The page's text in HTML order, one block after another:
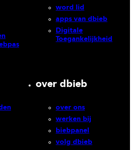
word lid
apps van dbieb
Digitale
Toegankelijkheid
over dbieb
over ons
werken bij
biebpanel
volg dbieb